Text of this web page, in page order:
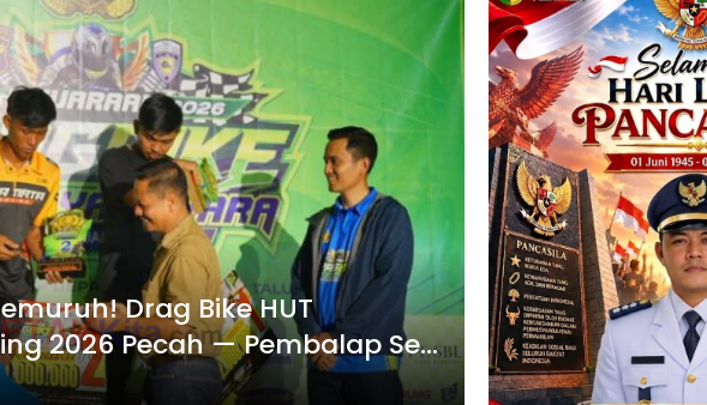
Drag Bike HUT
2026 Pecah — Pembalap Se-